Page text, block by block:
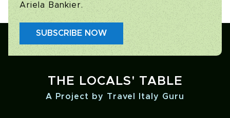
Ariela Bankier.
SUBSCRIBE NOW
THE LOCALS' TABLE
A Project by Travel Italy Guru